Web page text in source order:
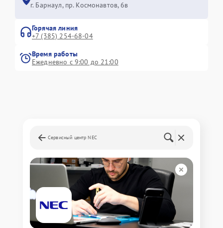
г. Барнаул, ​пр. Космонавтов, 6в
Горячая линия
+7 (385) 254-68-04
Время работы
Ежедневно с 9:00 до 21:00
Сервисный центр NEC